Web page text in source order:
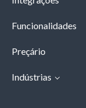
Funcionalidades
Preçário
Indústrias